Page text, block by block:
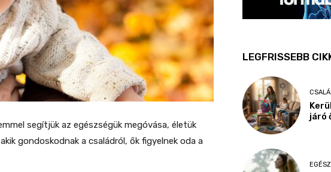
segítjük az egészségük megóvása, életük
gondoskodnak a családról, ők figyelnek oda a
LEGFRISSEBB
járó